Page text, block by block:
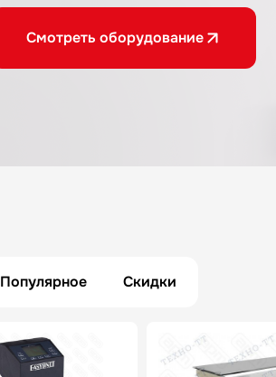
Смотреть оборудование
Популярное Скидки